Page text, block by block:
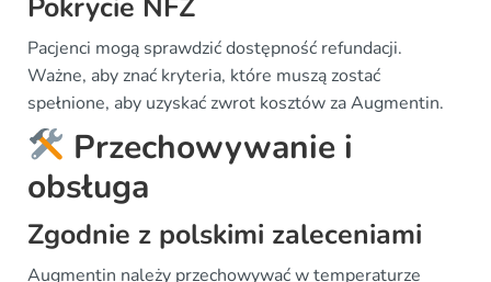
Pokrycie NFZ
Pacjenci mogą sprawdzić dostępność refundacji.
Ważne, aby znać kryteria, które muszą zostać
spełnione, aby uzyskać zwrot kosztów za Augmentin.
Przechowywanie i
obsługa
Zgodnie z polskimi zaleceniami
Augmentin należy przechowywać w temperaturze